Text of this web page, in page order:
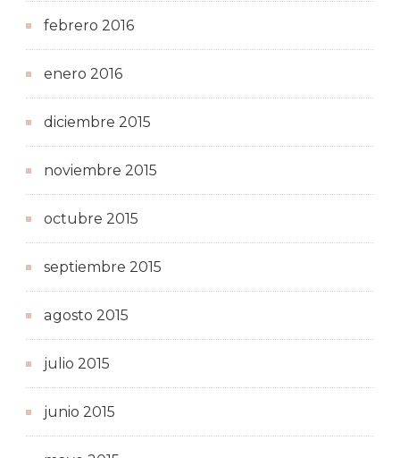
febrero 2016
enero 2016
diciembre 2015
noviembre 2015
octubre 2015
septiembre 2015
agosto 2015
julio 2015
junio 2015